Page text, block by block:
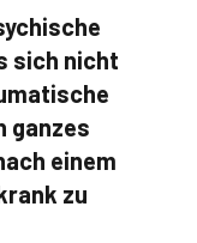
sich nicht
ganzes
einem
zu